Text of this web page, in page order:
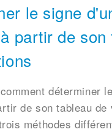
le signe
partir de son
déterminer
de son tableau de
méthodes